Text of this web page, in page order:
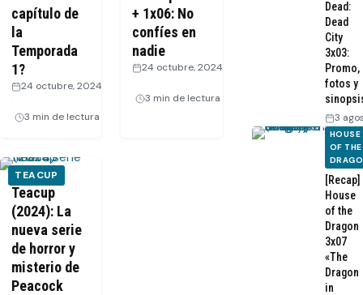
capítulo de
la
Temporada
1?
24 octubre, 2024
3 min de lectura
+ 1x06: No
confíes en
nadie
24 octubre, 2024
3 min de lectura
TEACUP
Teacup
(2024): La
nueva serie
de horror y
misterio de
Peacock
Dead:
Dead
City
3x03:
Promo,
fotos y
3
HOUSE
OF THE
[Recap]
House
of the
Dragon
3x07
«The
Dragon
in